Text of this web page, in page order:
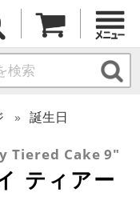
誕生日
Tiered Cake 9"
ティアー